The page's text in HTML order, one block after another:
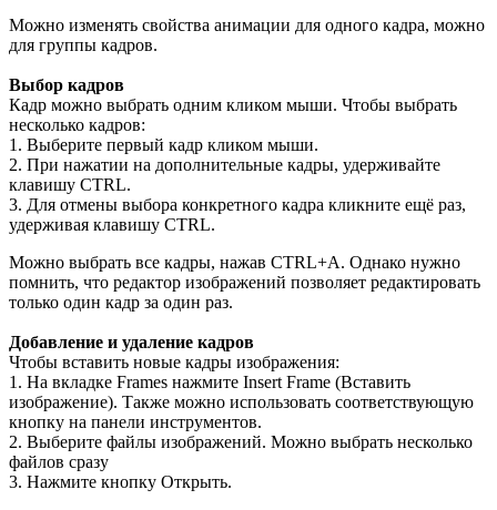
Можно изменять свойства анимации для одного кадра, можно
для группы кадров.
Выбор кадров
Кадр можно выбрать одним кликом мыши. Чтобы выбрать
несколько кадров:
1. Выберите первый кадр кликом мыши.
2. При нажатии на дополнительные кадры, удерживайте
клавишу CTRL.
3. Для отмены выбора конкретного кадра кликните ещё раз,
удерживая клавишу CTRL.
Можно выбрать все кадры, нажав CTRL+A. Однако нужно
помнить, что редактор изображений позволяет редактировать
только один кадр за один раз.
Добавление и удаление кадров
Чтобы вставить новые кадры изображения:
1. На вкладке Frames нажмите Insert Frame (Вставить
изображение). Также можно использовать соответствующую
кнопку на панели инструментов.
2. Выберите файлы изображений. Можно выбрать несколько
файлов сразу
3. Нажмите кнопку Открыть.